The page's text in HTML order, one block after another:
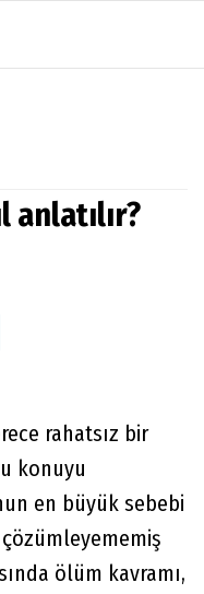
Galeri
Foto
Alanya-
Gazipaşa
anlatılır?
rahatsız bir
konuyu
en büyük sebebi
ölüm kavramı,